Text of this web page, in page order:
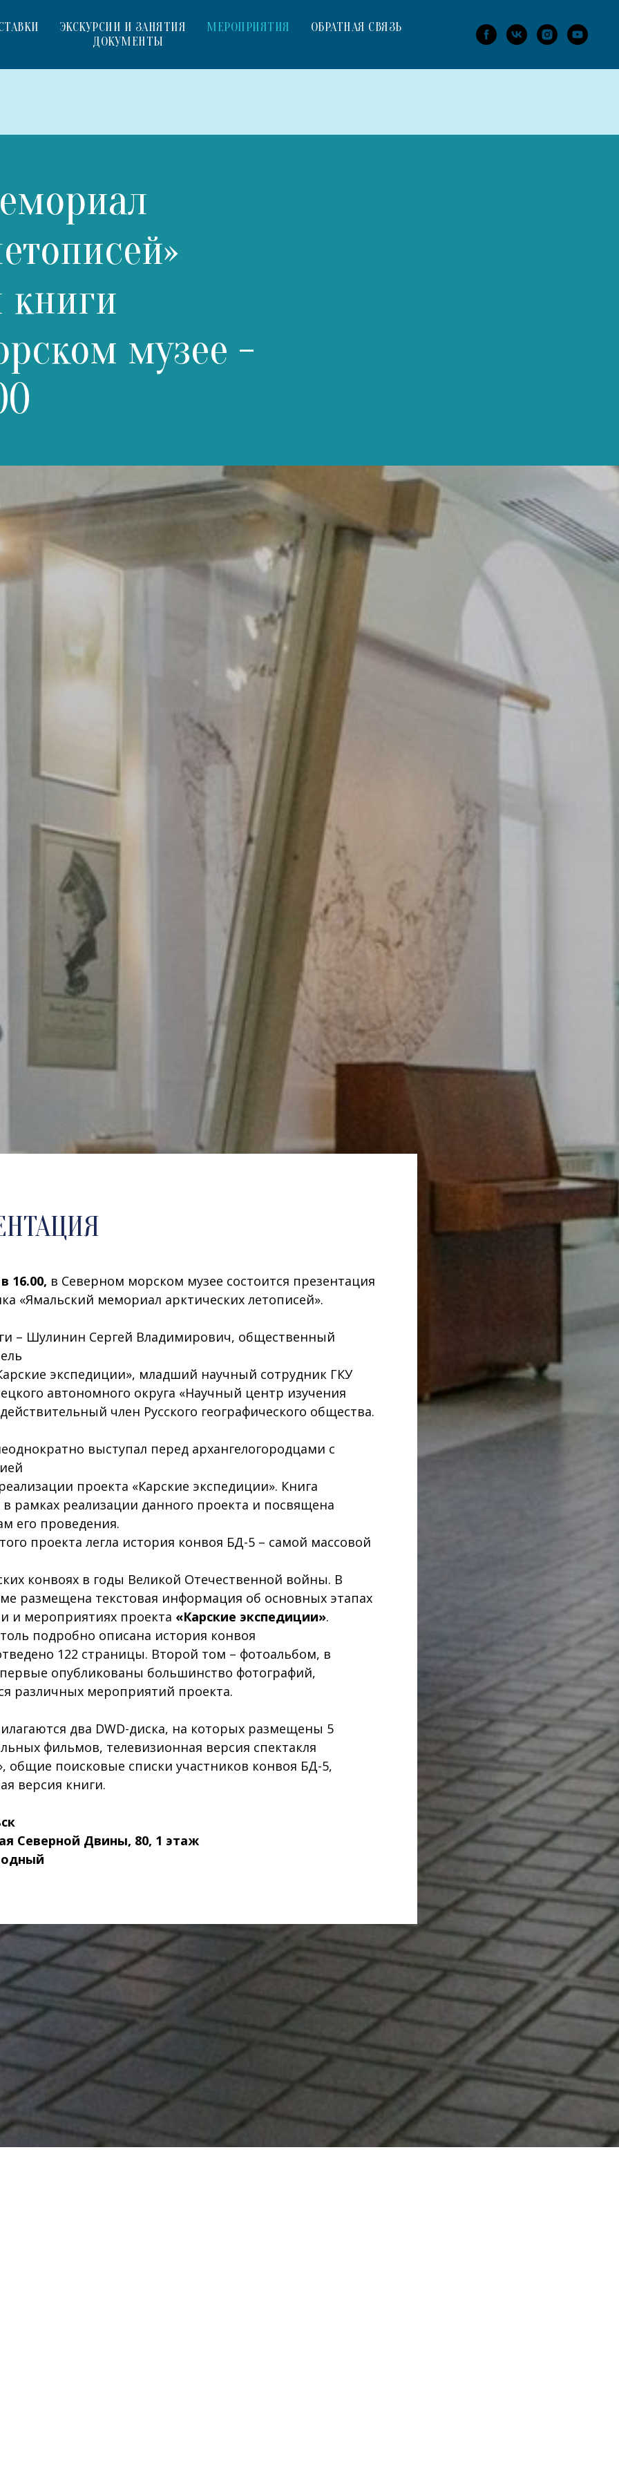
ЭКСКУРСИИ И ЗАНЯТИЯ МЕРОПРИЯТИЯ
ОБРАТНАЯ СВЯЗЬ
ДОКУМЕНТЫ
книги
музее -
16.00, в Северном морском музее состоится презентация
«Ямальский мемориал арктических летописей».
– Шулинин Сергей Владимирович, общественный
экспедиции», младший научный сотрудник ГКУ
автономного округа «Научный центр изучения
член Русского географического общества.
выступал перед архангелогородцами с
проекта «Карские экспедиции». Книга
рамках реализации данного проекта и посвящена
его проведения.
проекта легла история конвоя БД-5 – самой массовой
конвоях в годы Великой Отечественной войны. В
размещена текстовая информация об основных этапах
и мероприятиях проекта «Карские экспедиции».
подробно описана история конвоя
122 страницы. Второй том – фотоальбом, в
опубликованы большинство фотографий,
различных мероприятий проекта.
два DWD-диска, на которых размещены 5
фильмов, телевизионная версия спектакля
общие поисковые списки участников конвоя БД-5,
версия книги.
Северной Двины, 80, 1 этаж